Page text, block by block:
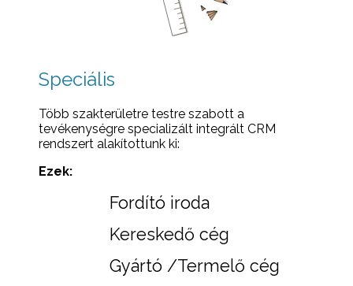
Speciális
Több szakterületre testre szabott a
tevékenységre specializált integrált CRM
rendszert alakítottunk ki:
Ezek:
Fordító iroda
Kereskedő cég
Gyártó /Termelő cég